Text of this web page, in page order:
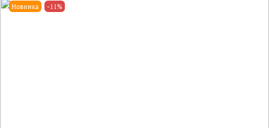
Новинка -11%